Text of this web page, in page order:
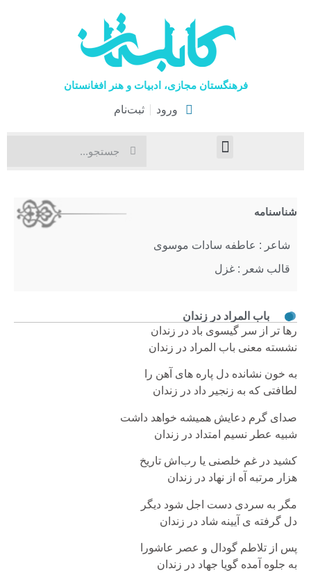
فرهنگستان مجازی، ادبیات و هنر افغانستان
ورود ثبت‌نام
باب المراد در زندان
رها تر از سر گیسوی باد در زندان
نشسته معنی باب المراد در زندان
به خون نشانده دل پاره های آهن را
لطافتی که به زنجیر داد در زندان
صدای‌ گرم‌ دعایش‌ همیشه‌ خواهد داشت
شبیه عطر نسیم امتداد در زندان
کشید در غم خلصنی یا رب‌اش تاریخ
هزار مرتبه آه از نهاد در زندان
مگر به سردی دست اجل شود دیگر
دل گرفته ی آیینه شاد در زندان
پس از تلاطم گودال و عصر عاشورا
به جلوه آمده گویا جهاد در زندان
شناسنامه
شاعر : عاطفه‌ سادات‌ موسوی
قالب شعر : غزل